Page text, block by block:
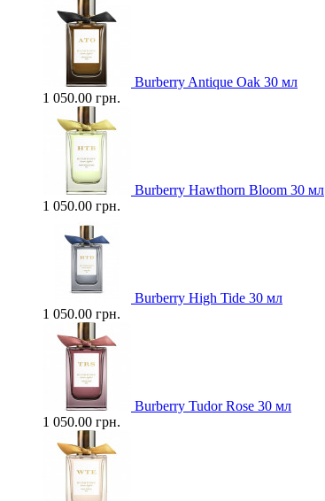
Burberry Antique Oak 30 мл
1 050.00 грн.
Burberry Hawthorn Bloom 30 мл
1 050.00 грн.
Burberry High Tide 30 мл
1 050.00 грн.
Burberry Tudor Rose 30 мл
1 050.00 грн.